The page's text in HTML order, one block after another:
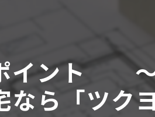
イント
ら「ツク